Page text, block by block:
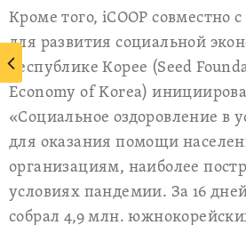
Кроме того, iCOOP
для развития социальной
Республике Корее (Seed
Economy of Korea)
«Социальное оздоровление в
для оказания помощи
организациям, наиболее
условиях пандемии. За 16
собрал 4,9 млн.